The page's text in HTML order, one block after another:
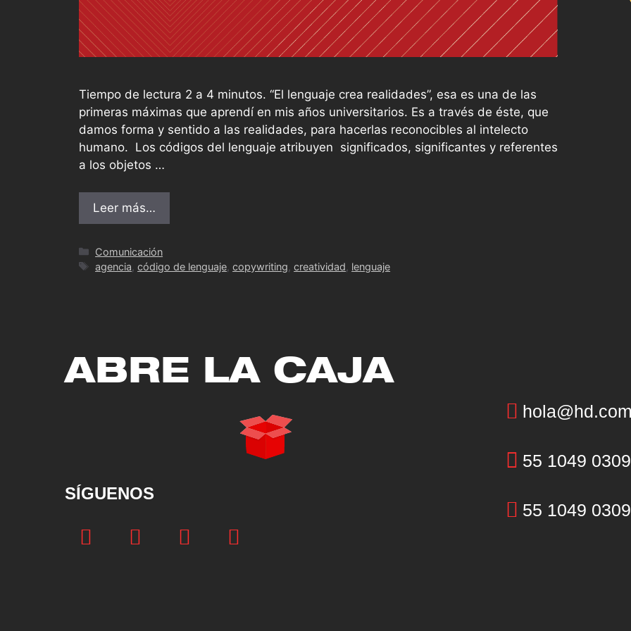
Tiempo de lectura 2 a 4 minutos. “El lenguaje crea realidades”, esa es una de las
primeras máximas que aprendí en mis años universitarios. Es a través de éste, que
damos forma y sentido a las realidades, para hacerlas reconocibles al intelecto
humano. Los códigos del lenguaje atribuyen significados, significantes y referentes
a los objetos …
Leer más…
Comunicación
agencia ,código de lenguaje ,copywriting ,creatividad lenguaje
ABRE LA CAJA
SÍGUENOS
55 1049 0309
55 1049 0309